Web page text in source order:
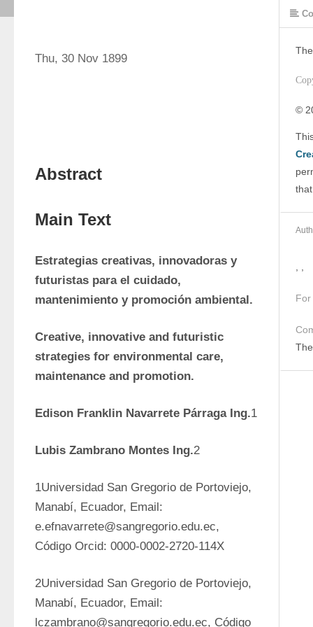
Thu, 30 Nov 1899
Abstract
Main Text
Estrategias creativas, innovadoras y
futuristas para el cuidado,
mantenimiento y promoción ambiental.
Creative, innovative and futuristic
strategies for environmental care,
maintenance and promotion.
Edison Franklin Navarrete Párraga Ing.1
Lubis Zambrano Montes Ing.2
1Universidad San Gregorio de Portoviejo,
Manabí, Ecuador, Email:
e.efnavarrete@sangregorio.edu.ec,
Código Orcid: 0000-0002-2720-114X
2Universidad San Gregorio de Portoviejo,
Manabí, Ecuador, Email:
lczambrano@sangregorio.edu.ec, Código
©